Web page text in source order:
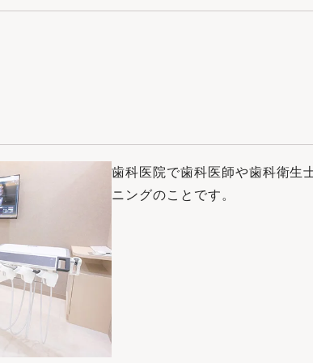
⻭科医院で⻭科医師や⻭科衛⽣
ニングのことです。